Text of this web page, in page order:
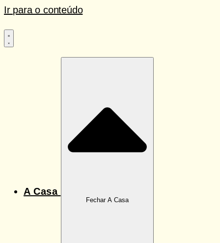
Ir para o conteúdo
A Casa
Fechar A Casa